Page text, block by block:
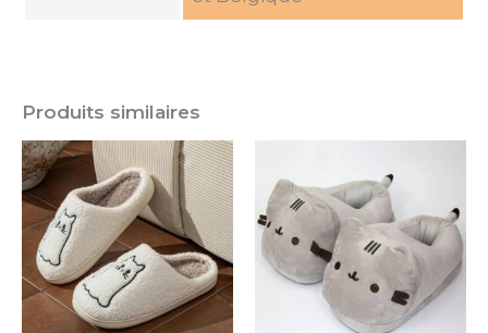
Produits similaires